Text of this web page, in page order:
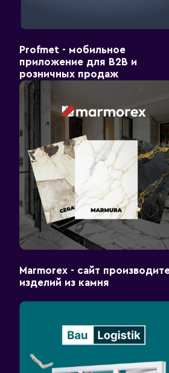
Profmet - мобильное
приложение для B2B и
розничных продаж
Marmorex - сайт
изделий из камня